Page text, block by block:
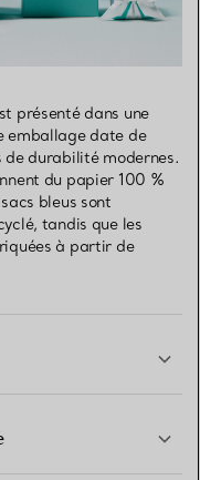
présenté dans une
emballage date de
de durabilité modernes.
du papier 100 %
bleus sont
tandis que les
à partir de